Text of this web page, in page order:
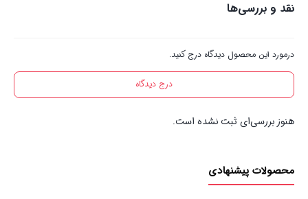
نقد و بررسی‌ها
درمورد این محصول دیدگاه درج کنید.
درج دیدگاه
هنوز بررسی‌ای ثبت نشده است.
محصولات پیشنهادی